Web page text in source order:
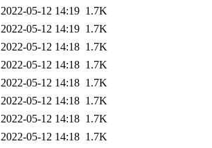
2022-05-12 14:19 1.7K
2022-05-12 14:19 1.7K
2022-05-12 14:18 1.7K
2022-05-12 14:18 1.7K
2022-05-12 14:18 1.7K
2022-05-12 14:18 1.7K
2022-05-12 14:18 1.7K
2022-05-12 14:18 1.7K